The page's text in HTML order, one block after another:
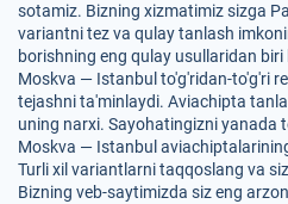
sotamiz. Bizning xizmatimiz sizga
variantni tez va qulay tanlash
borishning eng qulay usullaridan
Moskva — Istanbul to'g'ridan-to'g'ri
tejashni ta'minlaydi. Aviachipta
uning narxi. Sayohatingizni yanada
Moskva — Istanbul
Turli xil variantlarni taqqoslang va
Bizning veb-saytimizda siz eng